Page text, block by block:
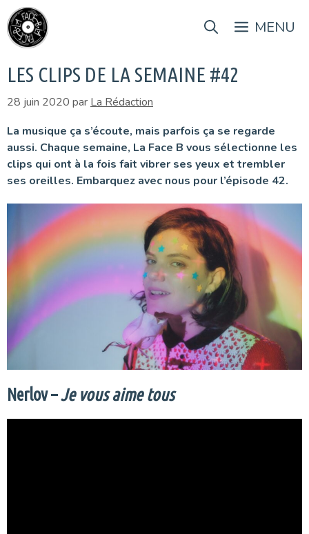
Aller
au
contenu
MENU
LES CLIPS DE LA SEMAINE #42
28 juin 2020 par La Rédaction
La musique ça s’écoute, mais parfois ça se regarde
aussi. Chaque semaine, La Face B vous sélectionne les
clips qui ont à la fois fait vibrer ses yeux et trembler
ses oreilles. Embarquez avec nous pour l’épisode 42.
Nerlov –Je vous aime tous